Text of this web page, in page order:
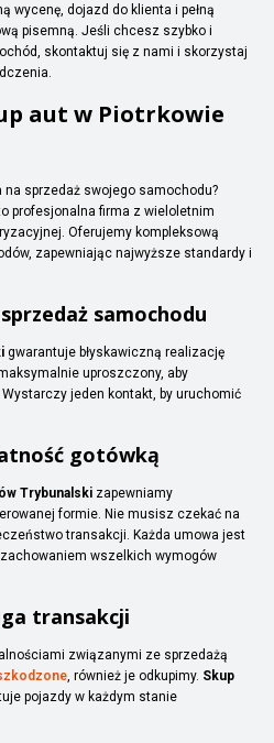
wycenę, dojazd do klienta i pełną
pisemną. Jeśli chcesz szybko i
skontaktuj się z nami i skorzystaj
aut w Piotrkowie
sprzedaż swojego samochodu?
profesjonalna firma z wieloletnim
Oferujemy kompleksową
zapewniając najwyższe standardy i
samochodu
gwarantuje błyskawiczną realizację
uproszczony, aby
jeden kontakt, by uruchomić
gotówką
Trybunalski zapewniamy
formie. Nie musisz czekać na
transakcji. Każda umowa jest
wszelkich wymogów
transakcji
związanymi ze sprzedażą
, również je odkupimy. Skup
pojazdy w każdym stanie